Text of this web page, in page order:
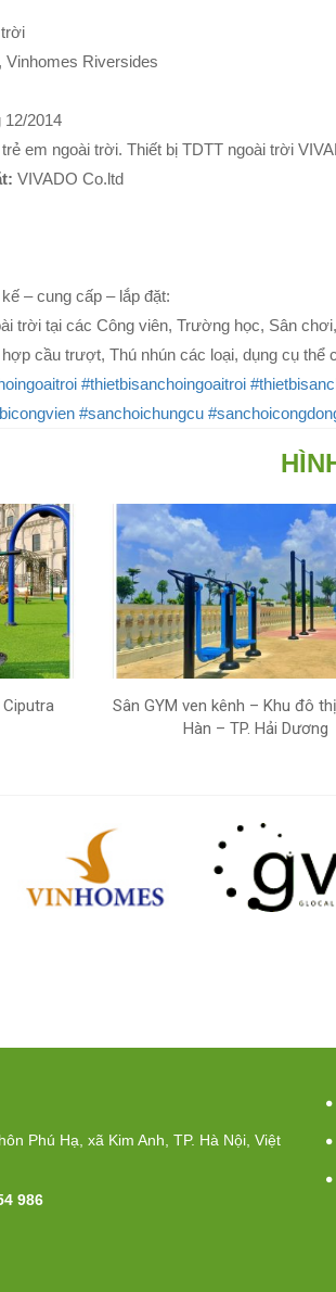
Riversides
12/2014
em ngoài trời. Thiết bị TDTT ngoài trời
VIVADO Co.ltd
– cung cấp – lắp đặt:
trời tại các Công viên, Trường học, Sân
cầu trượt, Thú nhún các loại, dụng cụ
#thietbisanchoingoaitroi
#sanchoichungcu
Sân GYM ven kênh – Khu đô
Hàn – TP. Hải Dương
Phú Hạ, xã Kim Anh, TP. Hà Nội, Việt
986